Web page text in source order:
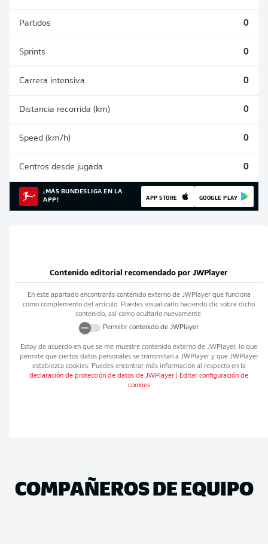
Partidos 0
Sprints 0
Carrera intensiva 0
Distancia recorrida (km) 0
Speed (km/h) 0
Centros desde jugada 0
¡MÁS BUNDESLIGA EN LA
APP!
APP STORE GOOGLE PLAY
Contenido editorial recomendado por JWPlayer
En este apartado encontrarás contenido externo de JWPlayerque funciona
como complemento del artículo. Puedes visualizarlo haciendo clic sobre dicho
contenido, así como ocultarlo nuevamente.
Permitir contenido de JWPlayer
Estoy de acuerdo en que se me muestre contenido externo de JWPlayer, lo que
permite que ciertos datos personales se transmitan a JWPlayery que JWPlayer
establezca cookies. Puedes encontrar más información al respecto en la
declaración de protección de datos de JWPlayer
Editar configuración de
cookies
COMPAÑEROS DE EQUIPO